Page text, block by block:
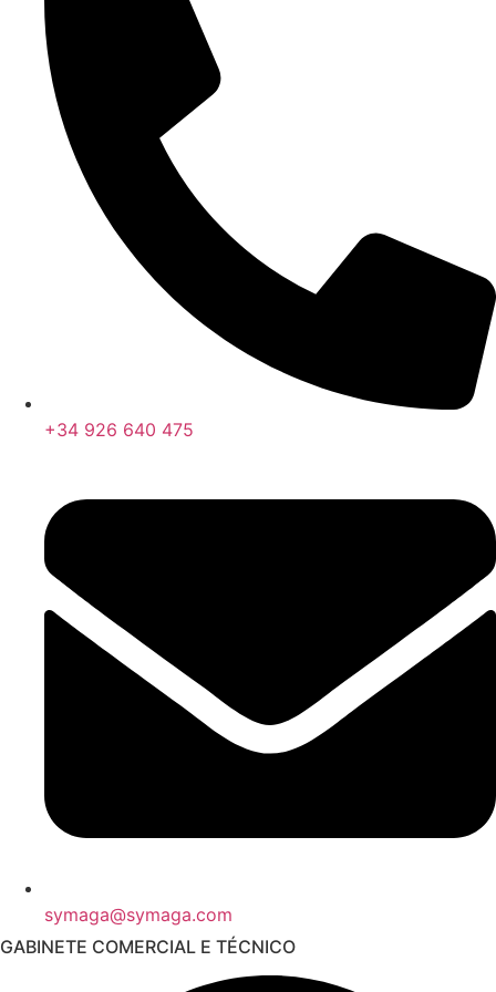
+34 926 640 475
symaga@symaga.com
GABINETE COMERCIAL E TÉCNICO